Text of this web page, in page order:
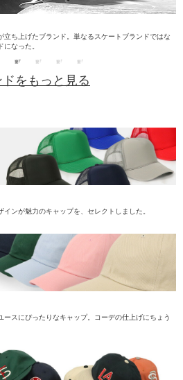
立ち上げたブランド。単なるスケートブランドではな
なった。
をもっと見る
ンが魅力のキャップを、セレクトしました。
スにぴったりなキャップ。コーデの仕上げにちょう